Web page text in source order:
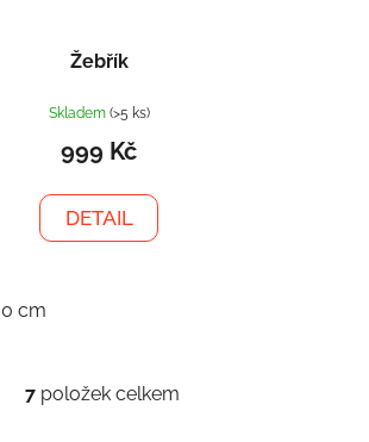
Žebřík
Skladem (>5 ks)
999 Kč
DETAIL
cm
O
7položek celkem